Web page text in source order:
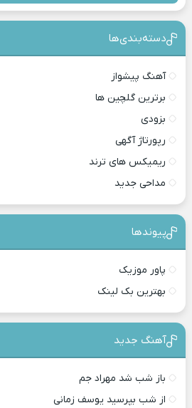
دسته‌بندی‎‌‌ها
آهنگ پیشواز
برترین گلچین ها
بزودی
رپورتاژ آگهی
ریمیکس های ترند
مداحی جدید
پیوندها
پاور موزیک
بهترین بک لینک
آهنگ جدید
باز شب شد مهراد جم
از شب بپرسید یوسف زمانی